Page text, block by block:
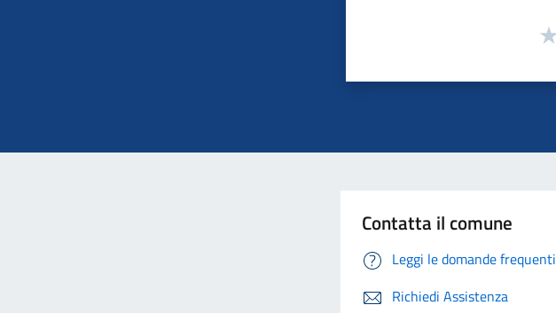
Contatta il comune
Leggi le domande frequenti
Richiedi Assistenza